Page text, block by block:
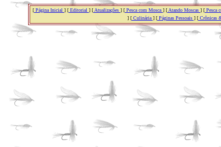
[ Página Inicial ] [ Editorial ] [ Atualizações ] [ Pesca com Mosca ] [ Atando Moscas ] [ Pesca
] [Culinária ] [Páginas Pessoais ] [Crônicas